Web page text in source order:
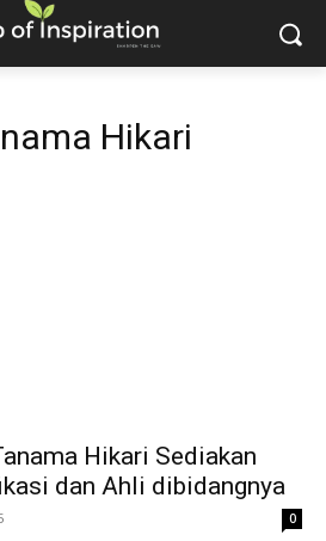
Hikari
Hikari Sediakan
dan Ahli dibidangnya
0